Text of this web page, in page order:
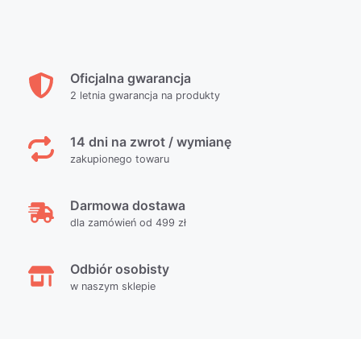
Oficjalna gwarancja
2 letnia gwarancja na produkty
14 dni na zwrot / wymianę
zakupionego towaru
Darmowa dostawa
dla zamówień od 499 zł
Odbiór osobisty
w naszym sklepie